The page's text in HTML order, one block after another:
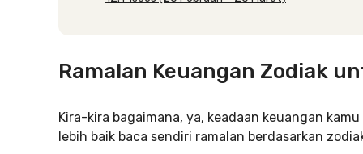
Ramalan Keuangan Zodiak
Kira-kira bagaimana, ya, keadaan keuangan
lebih baik baca sendiri ramalan berdasarkan